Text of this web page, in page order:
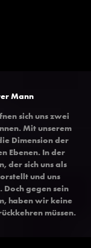
Mann
sich uns zwei
Mit unserem
Dimension der
Ebenen. In der
der sich uns als
und uns
gegen sein
haben wir keine
müssen.